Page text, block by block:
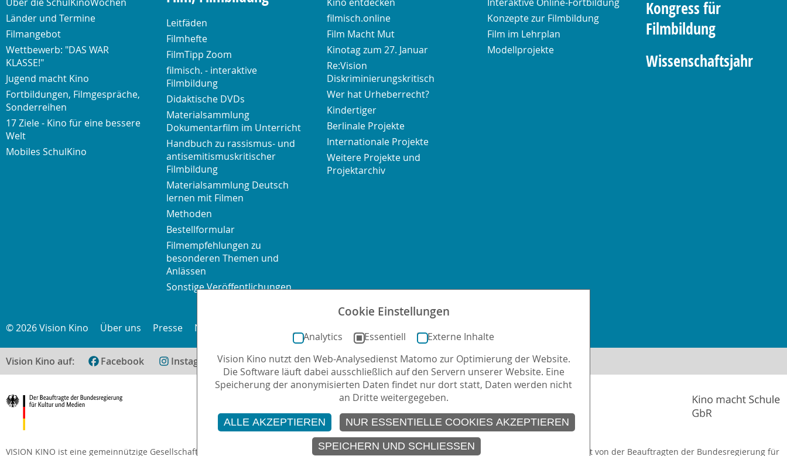
Länder und Termine
Filmangebot
Wettbewerb: "DAS WAR
KLASSE!"
Jugend macht Kino
Fortbildungen, Filmgespräche,
Sonderreihen
17 Ziele - Kino für eine bessere
Welt
Mobiles SchulKino
Leitfäden
Filmhefte
FilmTipp Zoom
filmisch. - interaktive
Filmbildung
Didaktische DVDs
Materialsammlung
Dokumentarfilm im Unterricht
Handbuch zu rassismus- und
antisemitismuskritischer
Filmbildung
Materialsammlung Deutsch
lernen mit Filmen
Methoden
Bestellformular
Filmempfehlungen zu
besonderen Themen und
Anlässen
Sonstige Veröffentlichungen
filmisch.online
Film Macht Mut
Kinotag zum 27. Januar
Re:Vision
Diskriminierungskritisch
Wer hat Urheberrecht?
Kindertiger
Berlinale Projekte
Internationale Projekte
Weitere Projekte und
Projektarchiv
Konzepte zur Filmbildung
Film im Lehrplan
Modellprojekte
Kongress für
Filmbildung
Wissenschaftsjahr
© 2026 Vision Kino Über uns Presse Newsletter
Vision Kino auf: Facebook Instagram teilen mail
VISION KINO ist eine gemeinnützige Gesellschaft zur Förderung der Film- und Medienkompetenz von Kindern und Jugendlichen. Sie wird unterstützt von der Beauftragten der Bundesregierung für
Cookie Einstellungen
Analytics Essentiell
Externe Inhalte
Vision Kino nutzt den Web-Analysedienst Matomo zur Optimierung der Website.
Die Software läuft dabei ausschließlich auf den Servern unserer Website. Eine
Speicherung der anonymisierten Daten findet nur dort statt, Daten werden nicht
an Dritte weitergegeben.
ALLE AKZEPTIEREN NUR ESSENTIELLE COOKIES AKZEPTIEREN
SPEICHERN UND SCHLIESSEN